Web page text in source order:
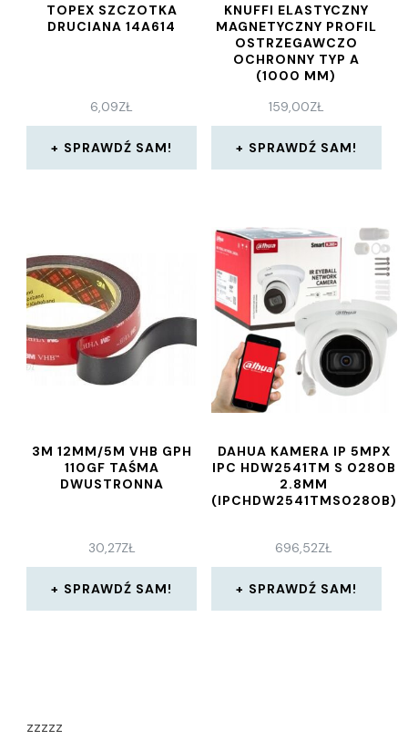
TOPEX SZCZOTKA
DRUCIANA 14A614
6,09ZŁ
SPRAWDŹ SAM!
KNUFFI ELASTYCZNY
MAGNETYCZNY PROFIL
OSTRZEGAWCZO
OCHRONNY TYP A
(1000 MM)
159,00ZŁ
SPRAWDŹ SAM!
3M 12MM/5M VHB GPH
110GF TAŚMA
DWUSTRONNA
30,27ZŁ
SPRAWDŹ SAM!
DAHUA KAMERA IP 5MPX
IPC HDW2541TM S 0280B
2.8MM
(IPCHDW2541TMS0280B)
696,52ZŁ
SPRAWDŹ SAM!
zzzzz